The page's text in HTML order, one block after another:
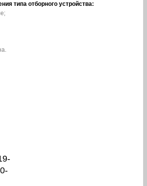
типа отборного устройства: